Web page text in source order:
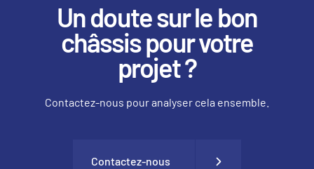
Un doute sur le bon
châssis pour votre
projet ?
Contactez-nous pour analyser cela ensemble.
Contactez-nous